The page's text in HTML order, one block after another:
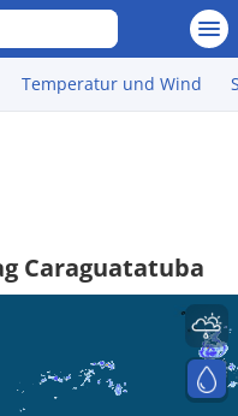
Temperatur und Wind
Caraguatatuba